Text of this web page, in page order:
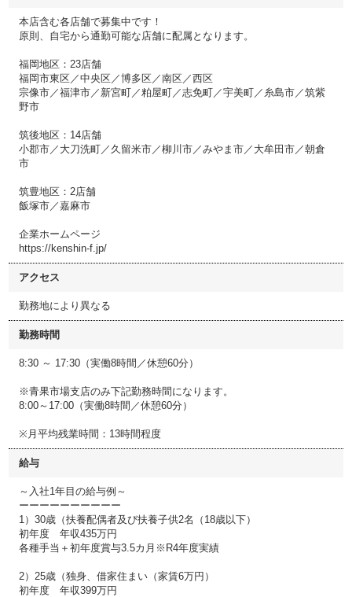
本店含む各店舗で募集中です！
原則、自宅から通勤可能な店舗に配属となります。
福岡地区：23店舗
福岡市東区／中央区／博多区／南区／西区
宗像市／福津市／新宮町／粕屋町／志免町／宇美町／糸島市／筑紫
野市
筑後地区：14店舗
小郡市／大刀洗町／久留米市／柳川市／みやま市／大牟田市／朝倉
市
筑豊地区：2店舗
飯塚市／嘉麻市
企業ホームページ
https://kenshin-f.jp/
アクセス
勤務地により異なる
勤務時間
8:30 ～ 17:30（実働8時間／休憩60分）
※青果市場支店のみ下記勤務時間になります。
8:00～17:00（実働8時間／休憩60分）
※月平均残業時間：13時間程度
給与
～入社1年目の給与例～
ーーーーーーーーーー
1）30歳（扶養配偶者及び扶養子供2名（18歳以下）
初年度 年収435万円
各種手当＋初年度賞与3.5カ月※R4年度実績
2）25歳（独身、借家住まい（家賃6万円）
初年度 年収399万円